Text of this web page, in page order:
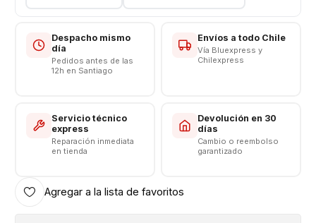
Voltaje: 3.8 v - 19.3Wh
Límite Voltaje: 4.4v
Despacho mismo
día
Pedidos antes de las
12h en Santiago
Envíos a todo Chile
Vía Bluexpress y
Chilexpress
Servicio técnico
express
Reparación inmediata
en tienda
Devolución en 30
días
Cambio o reembolso
garantizado
Agregar a la lista de favoritos